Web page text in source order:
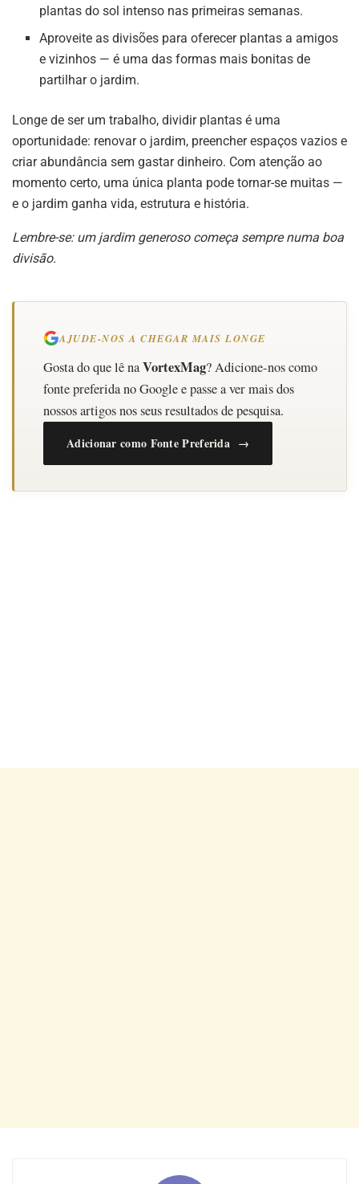
plantas do sol intenso nas primeiras semanas.
Aproveite as divisões para oferecer plantas a amigos
e vizinhos — é uma das formas mais bonitas de
partilhar o jardim.
Longe de ser um trabalho, dividir plantas é uma
oportunidade: renovar o jardim, preencher espaços vazios e
criar abundância sem gastar dinheiro. Com atenção ao
momento certo, uma única planta pode tornar-se muitas —
e o jardim ganha vida, estrutura e história.
Lembre-se: um jardim generoso começa sempre numa boa
divisão.
AJUDE-NOS A CHEGAR MAIS LONGE
Gosta do que lê naVortexMag? Adicione-nos como
fonte preferida no Google e passe a ver mais dos
nossos artigos nos seus resultados de pesquisa.
Adicionar como Fonte Preferida →